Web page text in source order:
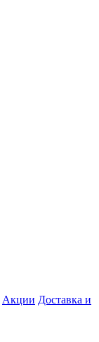
Акции Доставка и